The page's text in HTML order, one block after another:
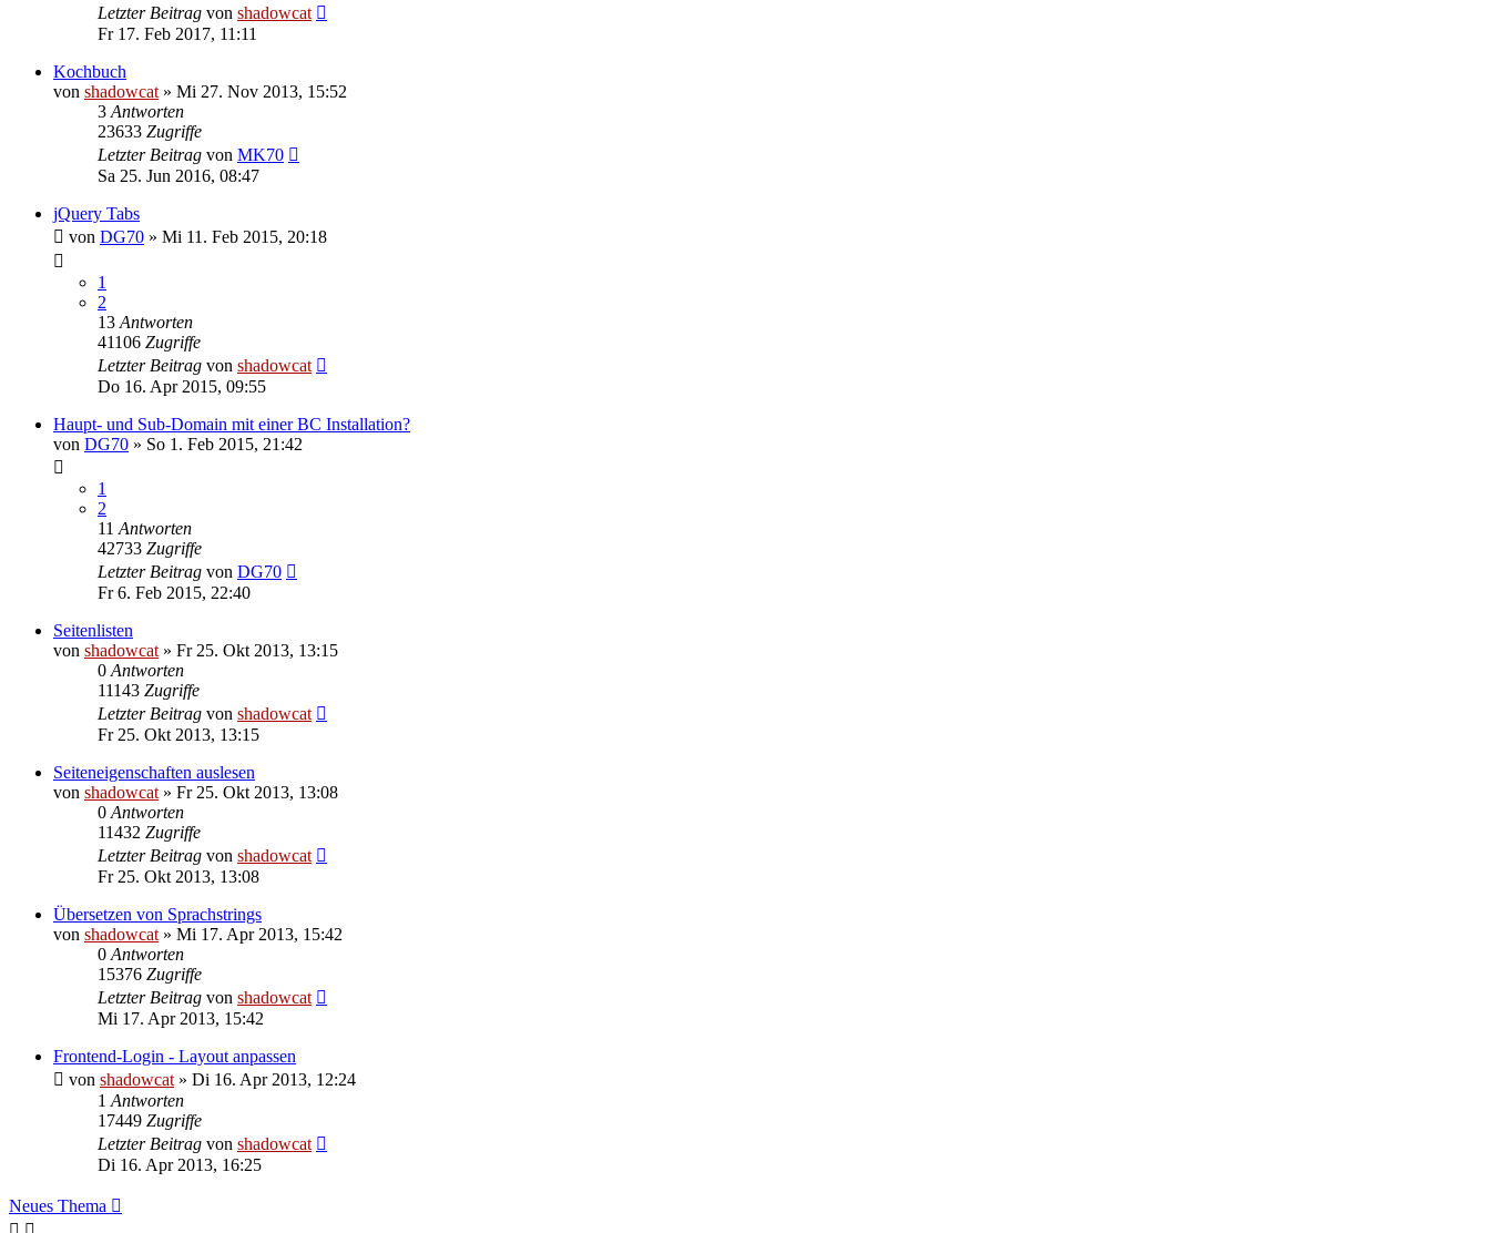
Letzter Beitrag von shadowcat
Fr 17. Feb 2017, 11:11
Kochbuch
von shadowcat » Mi 27. Nov 2013, 15:52
3 Antworten
23633 Zugriffe
Letzter Beitrag von MK70
Sa 25. Jun 2016, 08:47
jQuery Tabs
von DG70 » Mi 11. Feb 2015, 20:18
1
2
13 Antworten
41106 Zugriffe
Letzter Beitrag von shadowcat
Do 16. Apr 2015, 09:55
Haupt- und Sub-Domain mit einer BC Installation?
von DG70 » So 1. Feb 2015, 21:42
1
2
11 Antworten
42733 Zugriffe
Letzter Beitrag von DG70
Fr 6. Feb 2015, 22:40
Seitenlisten
von shadowcat » Fr 25. Okt 2013, 13:15
0 Antworten
11143 Zugriffe
Letzter Beitrag von shadowcat
Fr 25. Okt 2013, 13:15
Seiteneigenschaften auslesen
von shadowcat » Fr 25. Okt 2013, 13:08
0 Antworten
11432 Zugriffe
Letzter Beitrag von shadowcat
Fr 25. Okt 2013, 13:08
Übersetzen von Sprachstrings
von shadowcat » Mi 17. Apr 2013, 15:42
0 Antworten
15376 Zugriffe
Letzter Beitrag von shadowcat
Mi 17. Apr 2013, 15:42
Frontend-Login - Layout anpassen
von shadowcat » Di 16. Apr 2013, 12:24
1 Antworten
17449 Zugriffe
Letzter Beitrag von shadowcat
Di 16. Apr 2013, 16:25
Neues Thema